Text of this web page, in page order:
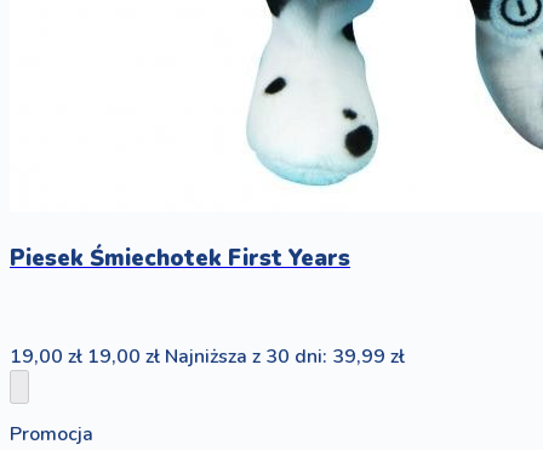
Piesek Śmiechotek First Years
19,00 zł 19,00 zł Najniższa z 30 dni: 39,99 zł
Promocja